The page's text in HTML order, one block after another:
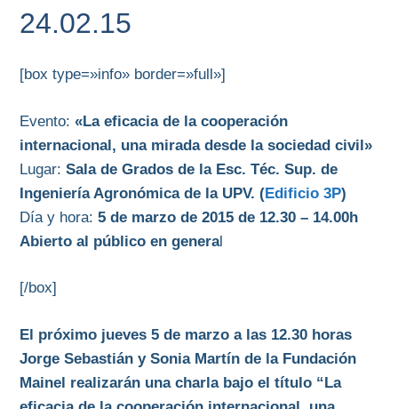
24.02.15
[box type=»info» border=»full»]
Evento: «La eficacia de la cooperación
internacional, una mirada desde la sociedad civil»
Lugar: Sala de Grados de la Esc. Téc. Sup. de
Ingeniería Agronómica de la UPV. (Edificio 3P)
Día y hora: 5 de marzo de 2015 de 12.30 – 14.00h
Abierto al público en general
[/box]
El próximo jueves 5 de marzo a las 12.30 horas
Jorge Sebastián y Sonia Martín de la Fundación
Mainel realizarán una charla bajo el título “La